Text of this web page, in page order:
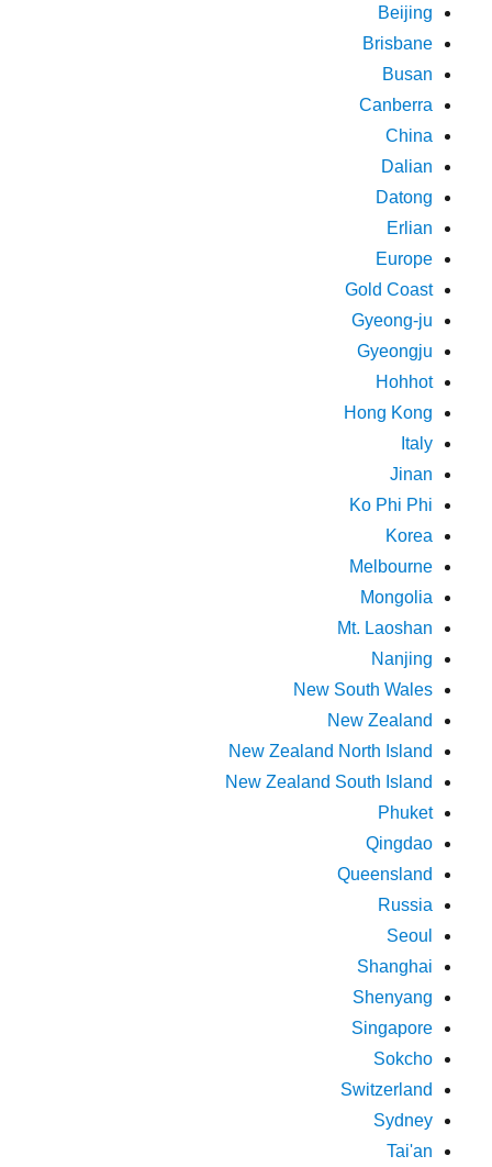
Beijing
Brisbane
Busan
Canberra
China
Dalian
Datong
Erlian
Europe
Gold Coast
Gyeong-ju
Gyeongju
Hohhot
Hong Kong
Italy
Jinan
Ko Phi Phi
Korea
Melbourne
Mongolia
Mt. Laoshan
Nanjing
New South Wales
New Zealand
New Zealand North Island
New Zealand South Island
Phuket
Qingdao
Queensland
Russia
Seoul
Shanghai
Shenyang
Singapore
Sokcho
Switzerland
Sydney
Tai'an